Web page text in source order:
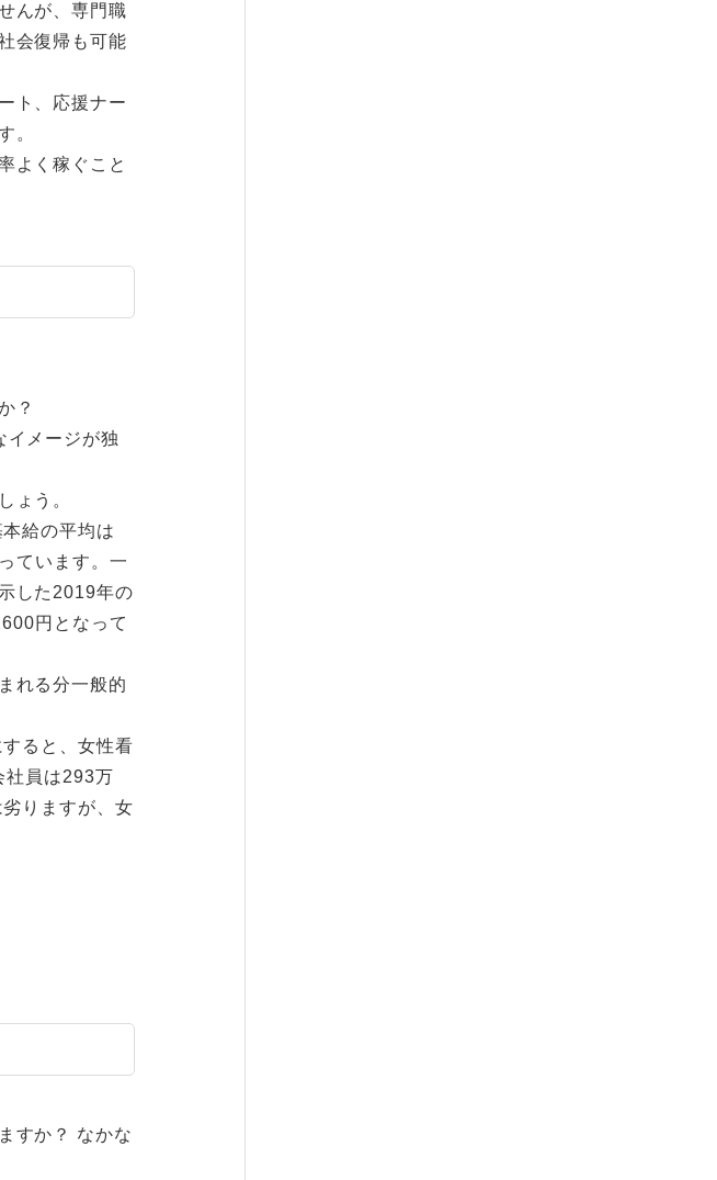
んが、専門職
会復帰も可能
ト、応援ナー
。
よく稼ぐこと
？
イメージが独
ょう。
給の平均は
ています。一
した2019年の
円となって
れる分一般的
ると、女性看
員は293万
りますが、女
すか？ なかな